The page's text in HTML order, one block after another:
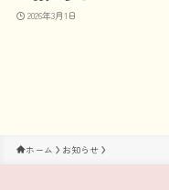
2026年3月1日
ホーム お知らせ